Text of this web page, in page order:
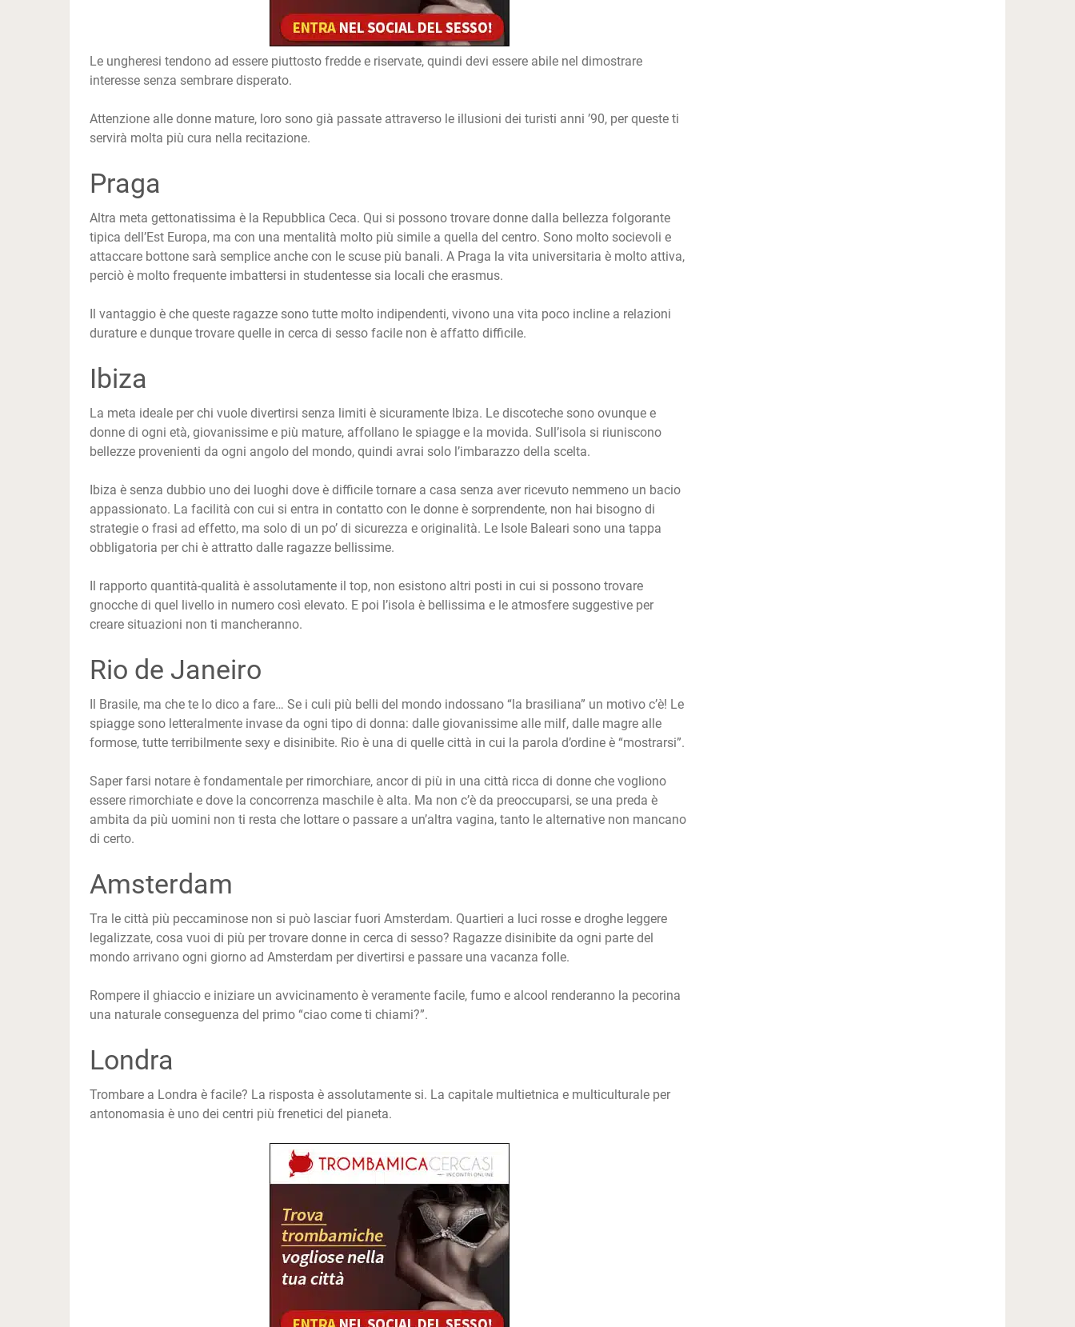
Le ungheresi tendono ad essere piuttosto fredde e riservate, quindi devi essere abile nel dimostrare
interesse senza sembrare disperato.
Attenzione alle donne mature, loro sono già passate attraverso le illusioni dei turisti anni ’90, per queste ti
servirà molta più cura nella recitazione.
Praga
Altra meta gettonatissima è la Repubblica Ceca. Qui si possono trovare donne dalla bellezza folgorante
tipica dell’Est Europa, ma con una mentalità molto più simile a quella del centro. Sono molto socievoli e
attaccare bottone sarà semplice anche con le scuse più banali. A Praga la vita universitaria è molto attiva,
perciò è molto frequente imbattersi in studentesse sia locali che erasmus.
Il vantaggio è che queste ragazze sono tutte molto indipendenti, vivono una vita poco incline a relazioni
durature e dunque trovare quelle in cerca di sesso facile non è affatto difficile.
Ibiza
La meta ideale per chi vuole divertirsi senza limiti è sicuramente Ibiza. Le discoteche sono ovunque e
donne di ogni età, giovanissime e più mature, affollano le spiagge e la movida. Sull’isola si riuniscono
bellezze provenienti da ogni angolo del mondo, quindi avrai solo l’imbarazzo della scelta.
Ibiza è senza dubbio uno dei luoghi dove è difficile tornare a casa senza aver ricevuto nemmeno un bacio
appassionato. La facilità con cui si entra in contatto con le donne è sorprendente, non hai bisogno di
strategie o frasi ad effetto, ma solo di un po’ di sicurezza e originalità. Le Isole Baleari sono una tappa
obbligatoria per chi è attratto dalle ragazze bellissime.
Il rapporto quantità-qualità è assolutamente il top, non esistono altri posti in cui si possono trovare
gnocche di quel livello in numero così elevato. E poi l’isola è bellissima e le atmosfere suggestive per
creare situazioni non ti mancheranno.
Rio de Janeiro
Il Brasile, ma che te lo dico a fare… Se i culi più belli del mondo indossano “la brasiliana” un motivo c’è! Le
spiagge sono letteralmente invase da ogni tipo di donna: dalle giovanissime alle milf, dalle magre alle
formose, tutte terribilmente sexy e disinibite. Rio è una di quelle città in cui la parola d’ordine è “mostrarsi”.
Saper farsi notare è fondamentale per rimorchiare, ancor di più in una città ricca di donne che vogliono
essere rimorchiate e dove la concorrenza maschile è alta. Ma non c’è da preoccuparsi, se una preda è
ambita da più uomini non ti resta che lottare o passare a un’altra vagina, tanto le alternative non mancano
di certo.
Amsterdam
Tra le città più peccaminose non si può lasciar fuori Amsterdam. Quartieri a luci rosse e droghe leggere
legalizzate, cosa vuoi di più per trovare donne in cerca di sesso? Ragazze disinibite da ogni parte del
mondo arrivano ogni giorno ad Amsterdam per divertirsi e passare una vacanza folle.
Rompere il ghiaccio e iniziare un avvicinamento è veramente facile, fumo e alcool renderanno la pecorina
una naturale conseguenza del primo “ciao come ti chiami?”.
Londra
Trombare a Londra è facile? La risposta è assolutamente si. La capitale multietnica e multiculturale per
antonomasia è uno dei centri più frenetici del pianeta.